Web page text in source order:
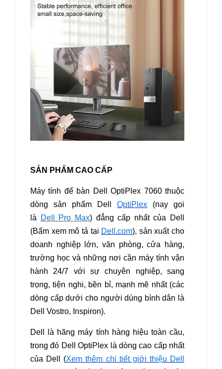
SẢN PHẨM CAO CẤP
Máy tính để bàn Dell OptiPlex 7060 thuộc
dòng sản phẩm Dell OptiPlex (nay gọi
là
Dell Pro Max) đẳng cấp nhất của Dell
(Bấm xem mô tả tại Dell.com), sản xuất cho
doanh nghiệp lớn, văn phòng, cửa hàng,
trường học và những nơi cần máy tính vận
hành 24/7 với sự chuyên nghiệp, sang
trọng, tiện nghi, bền bỉ, mạnh mẽ nhất (các
dòng cấp dưới cho người dùng bình dân là
Dell Vostro, Inspiron).
Dell là hãng máy tính hàng hiệu toàn cầu,
trong đó Dell OptiPlex là dòng cao cấp nhất
của Dell (Xem thêm chi tiết giới thiệu Dell